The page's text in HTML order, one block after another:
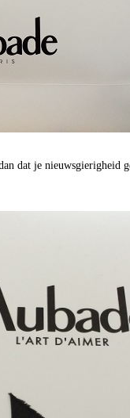
dat je nieuwsgierigheid